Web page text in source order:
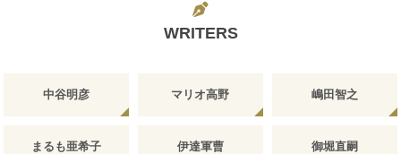
WRITERS
中谷明彦 マリオ高野 嶋田智之
まるも亜希子 伊達軍曹 御堀直嗣